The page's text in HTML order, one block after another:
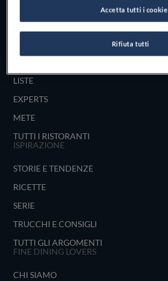
UNISCITI
LISTE
EXPERTS
METE
TUTTI I RISTORANTI
ISPIRAZIONE
STORIE E TENDENZE
RICETTE
SERIE
TRUCCHI E CONSIGLI
TUTTI GLI ARGOMENTI
FINE DINING LOVERS
CHI SIAMO
Rifiuta tutti
Accetta tutti i cookie